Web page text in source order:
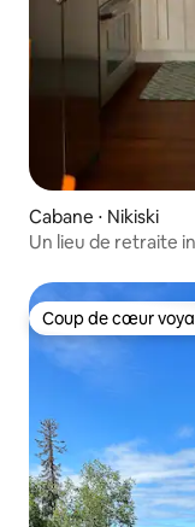
Cabane ⋅ Nikiski
Un lieu de retraite
Coup de cœur
Coup de cœur